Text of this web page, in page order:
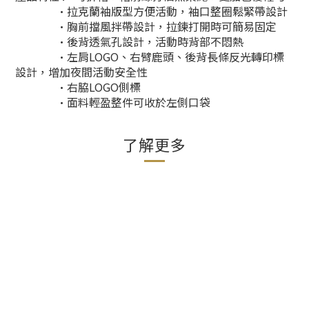
•拉克蘭袖版型方便活動，袖口整圈鬆緊帶設計
•胸前擋風拌帶設計，拉鍊打開時可簡易固定
•後背透氣孔設計，活動時背部不悶熱
•左肩LOGO、右臂鹿頭、後背長條反光轉印標
設計，增加夜間活動安全性
•右脇LOGO側標
•面料輕盈整件可收於左側口袋
了解更多